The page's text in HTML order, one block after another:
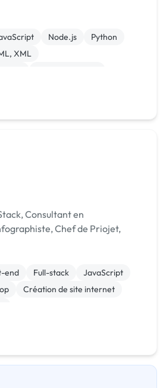
Node.js
Python
XML
de site
Consultant en
Chef de Priojet,
end Full-stack
JavaScript
Création de site internet
affiche...)